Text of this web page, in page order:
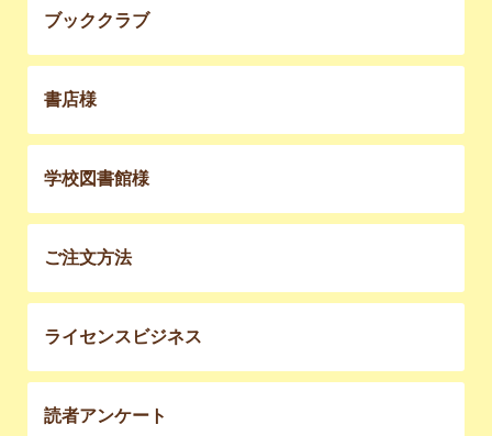
ブッククラブ
書店様
学校図書館様
ご注文方法
ライセンスビジネス
読者アンケート